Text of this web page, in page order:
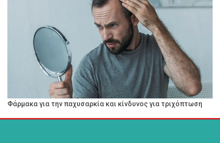
Φάρμακα για την παχυσαρκία και κίνδυνος για τριχόπτωση